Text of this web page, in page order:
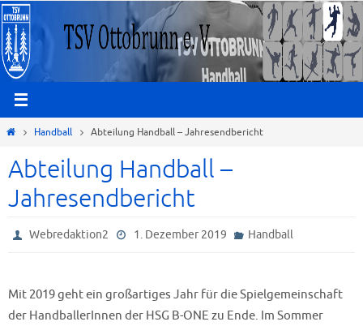
Zum
Inhalt
springen
StartHandball Abteilung Handball – Jahresendbericht
Abteilung Handball –
Jahresendbericht
Webredaktion2 1. Dezember 2019 Handball
Mit 2019 geht ein großartiges Jahr für die Spielgemeinschaft
der HandballerInnen der HSG B-ONE zu Ende. Im Sommer